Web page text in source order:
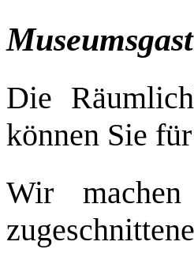
Die
können Sie
Wir